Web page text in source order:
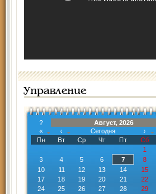
Управление
?
Август, 2026
«
‹ Сегодня ›
Пн
Вт Ср Чт Пт Сб
1
3
4 5 6 7 8
10
11 12 13 14 15
17
18 19 20 21 22
24
25 26 27 28 29